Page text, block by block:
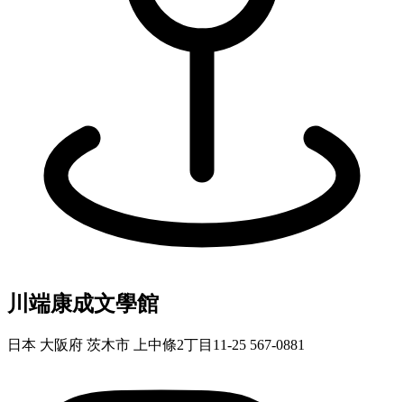
川端康成文學館
日本 大阪府 茨木市 上中條2丁目11-25 567-0881